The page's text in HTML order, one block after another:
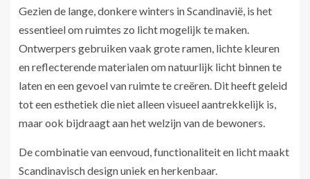
Gezien de lange, donkere winters in Scandinavië, is het
essentieel om ruimtes zo licht mogelijk te maken.
Ontwerpers gebruiken vaak grote ramen, lichte kleuren
en reflecterende materialen om natuurlijk licht binnen te
laten en een gevoel van ruimte te creëren. Dit heeft geleid
tot een esthetiek die niet alleen visueel aantrekkelijk is,
maar ook bijdraagt aan het welzijn van de bewoners.
De combinatie van eenvoud, functionaliteit en licht maakt
Scandinavisch design uniek en herkenbaar.